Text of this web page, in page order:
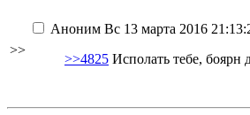
>>
Аноним Вс 13 марта 2016
>>4825 Исполать тебе, боярн